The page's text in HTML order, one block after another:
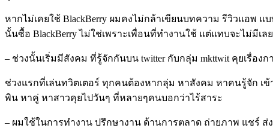
หากไม่เคยใช้ BlackBerry ผมคงไม่กล้าเขียนบทความ รีวิวแอพ
นั้นซื้อ BlackBerry ไม่ใช่เพราะเพื่อนที่ทำงานใช้ แต่แทบจะไม่มีเล
– ช่วงนั้นเริ่มมีสังคม ที่รู้จักกันบน twitter กับกลุ่ม mkttwit คุยเรื่อ
ช่วงแรกที่เล่นทวิตเตอร์ ทุกคนต้องหากลุ่ม หาสังคม หาคนรู้จัก เ
พิน หาคู่ หาสาวคุยไปวันๆ ที่หลายๆคนบอกว่าไร้สาระ
– ผมใช้ในการทำงาน ปรึกษางาน ด้านการตลาด ถ่ายภาพ แชร์ ส่ง